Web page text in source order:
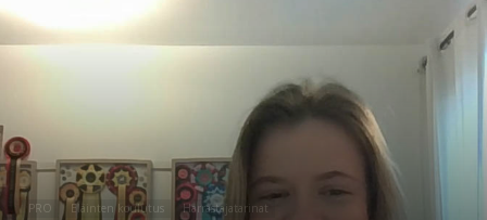
PRO Eläinten koulutus Harrastajatarinat